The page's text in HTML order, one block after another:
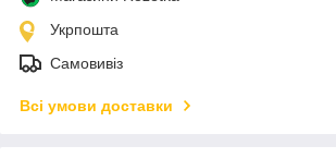
Укрпошта
Самовивіз
Всі умови доставки